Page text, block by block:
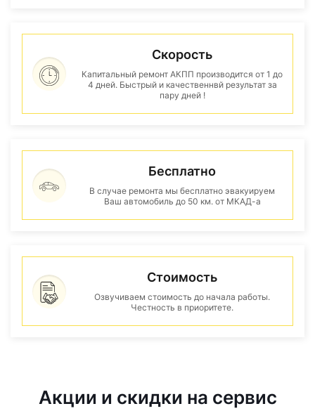
Скорость
Капитальный ремонт АКПП производится от 1 до
4 дней. Быстрый и качественнвй результат за
пару дней !
Бесплатно
В случае ремонта мы бесплатно эвакуируем
Ваш автомобиль до 50 км. от МКАД-а
Стоимость
Озвучиваем стоимость до начала работы.
Честность в приоритете.
Акции и скидки на сервис